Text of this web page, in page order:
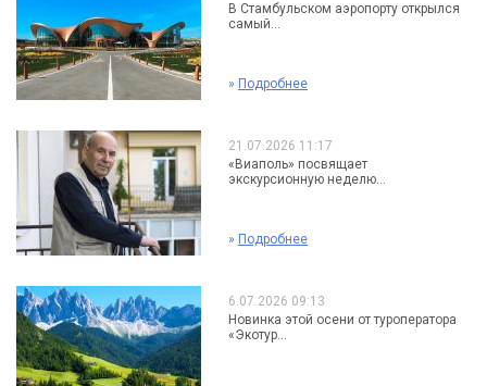
В Стамбульском аэропорту открылся
самый...
» Подробнее
21.07.2026 11:17
«Виаполь» посвящает
экскурсионную неделю...
» Подробнее
6.07.2026 09:13
Новинка этой осени от туроператора
«Экотур...